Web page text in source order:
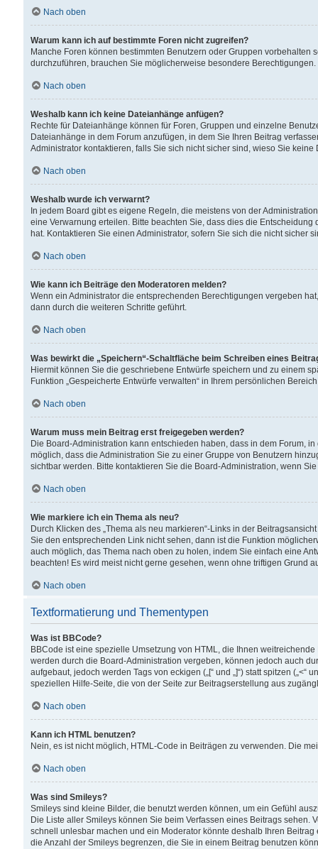
Nach oben
Warum kann ich auf bestimmte Foren nicht zugreifen?
Manche Foren können bestimmten Benutzern oder Gruppen
durchzuführen, brauchen Sie möglicherweise besondere
Nach oben
Weshalb kann ich keine Dateianhänge anfügen?
Rechte für Dateianhänge können für Foren, Gruppen und einzelne
Dateianhänge in dem Forum anzufügen, in dem Sie Ihren Beitrag
Administrator kontaktieren, falls Sie sich nicht sicher sind, wieso Sie
Nach oben
Weshalb wurde ich verwarnt?
In jedem Board gibt es eigene Regeln, die meistens von der
eine Verwarnung erteilen. Bitte beachten Sie, dass dies die
hat. Kontaktieren Sie einen Administrator, sofern Sie sich die nicht sicher
Nach oben
Wie kann ich Beiträge den Moderatoren melden?
Wenn ein Administrator die entsprechenden Berechtigungen vergeben
dann durch die weiteren Schritte geführt.
Nach oben
Was bewirkt die „Speichern“-Schaltfläche beim Schreiben eines
Hiermit können Sie die geschriebene Entwürfe speichern und zu einem
Funktion „Gespeicherte Entwürfe verwalten“ in Ihrem persönlichen
Nach oben
Warum muss mein Beitrag erst freigegeben werden?
Die Board-Administration kann entschieden haben, dass in dem Forum,
möglich, dass die Administration Sie zu einer Gruppe von Benutzern
sichtbar werden. Bitte kontaktieren Sie die Board-Administration, wenn
Nach oben
Wie markiere ich ein Thema als neu?
Durch Klicken des „Thema als neu markieren“-Links in der
Sie den entsprechenden Link nicht sehen, dann ist die Funktion
auch möglich, das Thema nach oben zu holen, indem Sie einfach eine
beachten! Es wird meist nicht gerne gesehen, wenn ohne triftigen Grund
Nach oben
Textformatierung und Thementypen
Was ist BBCode?
BBCode ist eine spezielle Umsetzung von HTML, die Ihnen
werden durch die Board-Administration vergeben, können jedoch auch
aufgebaut, jedoch werden Tags von eckigen („[“ und „]“) statt spitzen
speziellen Hilfe-Seite, die von der Seite zur Beitragserstellung aus
Nach oben
Kann ich HTML benutzen?
Nein, es ist nicht möglich, HTML-Code in Beiträgen zu verwenden. Die
Nach oben
Was sind Smileys?
Smileys sind kleine Bilder, die benutzt werden können, um ein Gefühl
Die Liste aller Smileys können Sie beim Verfassen eines Beitrags
schnell unlesbar machen und ein Moderator könnte deshalb Ihren
die Anzahl der Smileys begrenzen, die Sie in einem Beitrag benutzen